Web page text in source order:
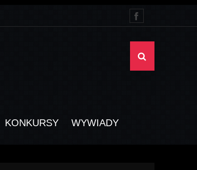
KONKURSY WYWIADY